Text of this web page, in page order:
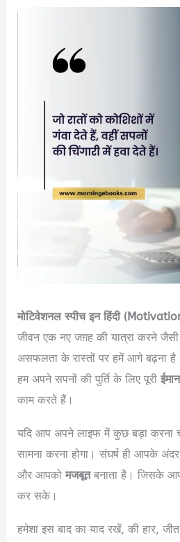
मोटिवेशनल स्पीच इन हिंदी
जीवन एक नए जग़ह की यात्रा करने
असफलता के रास्तों पर हमें आगे बढ़ना
हम अपने सपनों की पुर्ति के लिए पूरी
काम करते हैं।
यदि आप अपने लाइफ में कुछ बड़ा करना
सामना करना होगा। संघर्ष ही आपके
और आपकोमजबूतबनाता है। जिसके
कर सके।
हमेशा इस बाद का याद रखें, की हार,